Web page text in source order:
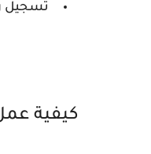
تسجيل
كيفية